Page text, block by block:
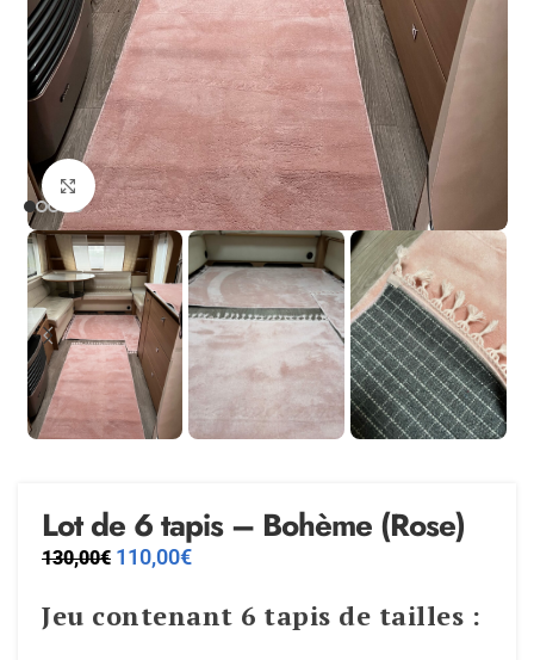
Agrandir
Lot de 6 tapis – Bohème (Rose)
130,00€ 110,00€
Jeu contenant 6 tapis de tailles :